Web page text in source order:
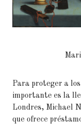
Para proteger a
importante es la
Londres, Michael
que ofrece